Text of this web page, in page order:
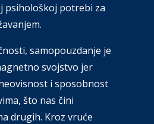
psihološkoj potrebi za
samopouzdanje je
svojstvo jer
i sposobnost
što nas čini
drugih. Kroz vruće